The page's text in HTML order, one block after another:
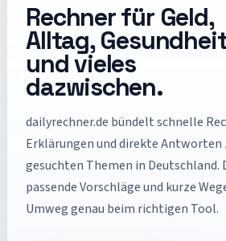
Rechner für Geld,
Alltag,
und vieles
dazwischen.
dailyrechner.de bündelt schnelle
Erklärungen und direkte Antworten
gesuchten Themen in Deutschland.
passende Vorschläge und kurze
Umweg genau beim richtigen Tool.